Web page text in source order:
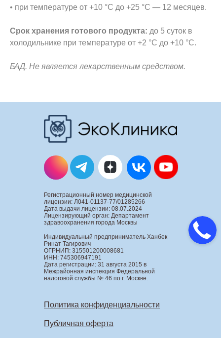
• при температуре от +10 °С до +25 °С — 12 месяцев.
Срок хранения готового продукта: до 5 суток в
холодильнике при температуре от +2 °С до +10 °С.
БАД. Не является лекарственным средством.
Политика конфиденциальности
Публичная оферта
Регистрационный номер медицинской
лицензии: Л041-01137-77/01285266
Дата выдачи лицензии: 08.07.2024
Лицензирующий орган: Департамент
здравоохранения города Москвы
Индивидуальный предприниматель Ханбек
Ринат Тагирович
ОГРНИП: 315501200008681
ИНН: 745306947191
Дата регистрации: 31 августа 2015 в
Межрайонная инспекция Федеральной
налоговой службы № 46 по г. Москве.